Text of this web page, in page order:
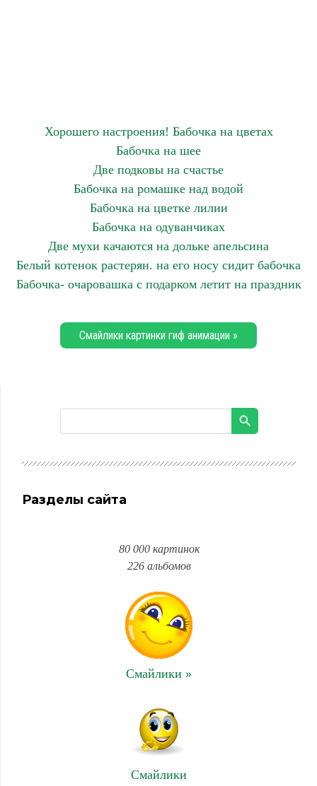
Хорошего настроения! Бабочка на цветах
Бабочка на шее
Две подковы на счастье
Бабочка на ромашке над водой
Бабочка на цветке лилии
Бабочка на одуванчиках
Две мухи качаются на дольке апельсина
Белый котенок растерян. на его носу сидит бабочка
Бабочка- очаровашка с подарком летит на праздник
Смайлики картинки гиф анимации »
Разделы сайта
80 000 картинок
226 альбомов
Смайлики »
Смайлики